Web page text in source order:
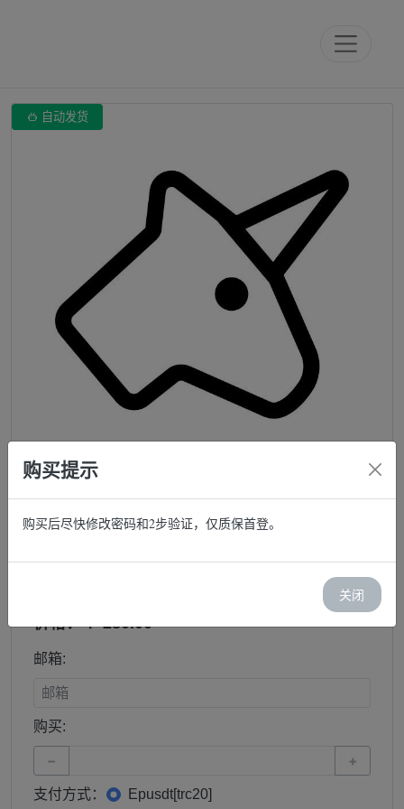
 自动发货
法兰克福
价格：￥ 280.00
邮箱:
购买:
− +
支付方式： Epusdt[trc20]
购买提示
购买后尽快修改密码和2步验证，仅质保首登。
关闭